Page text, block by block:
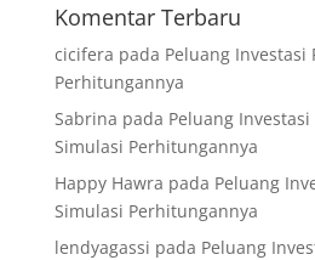
Komentar Terbaru
cicifera pada Peluang
Perhitungannya
Sabrina pada Peluang
Simulasi Perhitungannya
Happy Hawra pada Peluang
Simulasi Perhitungannya
lendyagassi pada Peluang